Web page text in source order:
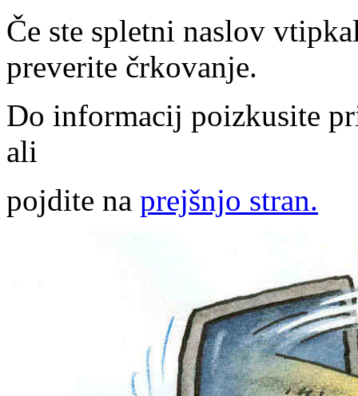
Če ste spletni naslov
preverite črkovanje.
Do informacij poizkusite
ali
pojdite na prejšnjo stran.